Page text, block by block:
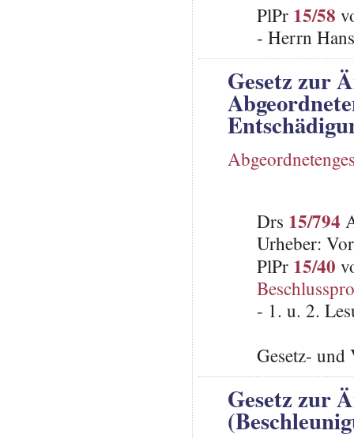
PlPr 15/58
- Herrn
Gesetz zur
Drs 15/794
Urheber:
PlPr 15/40
- 1. u. 2.
Gesetz-
Gesetz zur